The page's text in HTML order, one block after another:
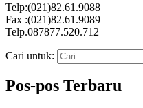
Telp:(021)82.61.9088
Fax :(021)82.61.9089
Telp.087877.520.712
Cari untuk:
Pos-pos Terbaru